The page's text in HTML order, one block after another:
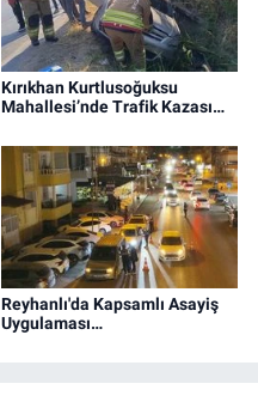
Kırıkhan Kurtlusoğuksu
Mahallesi’nde Trafik Kazası…
Reyhanlı'da Kapsamlı Asayiş
Uygulaması…